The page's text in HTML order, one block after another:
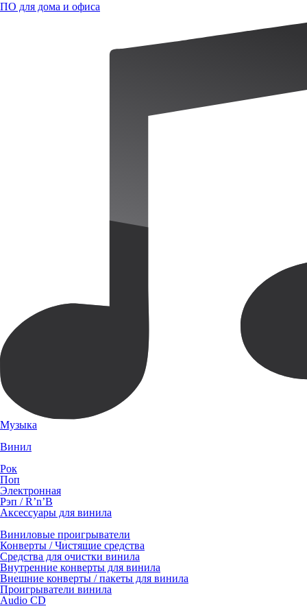
ПО для дома и офиса
Музыка
Винил
Рок
Поп
Электронная
Рэп / R’n’B
Аксессуары для винила
Виниловые проигрыватели
Конверты / Чистящие средства
Средства для очистки винила
Внутренние конверты для винила
Внешние конверты / пакеты для винила
Проигрыватели винила
Audio CD